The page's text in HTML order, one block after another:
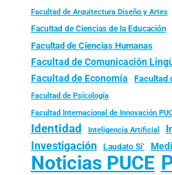
Facultad de Arquitectura Diseño y Artes
Facultad de Ciencias de la Educación
Facultad de Ciencias Humanas
Facultad de Comunicación
Facultad de Economía Facultad
Facultad de Psicología
Facultad Internacional de Innovación
Identidad Inteligencia Artificial
Investigación Laudato Si’
Noticias PUCE